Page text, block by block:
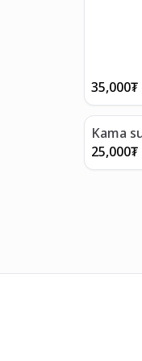
35,000₮
Kama
25,000₮